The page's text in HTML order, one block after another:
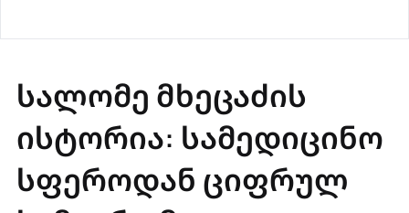
სალომე მხეცაძის
ისტორია: სამედიცინო
სფეროდან ციფრულ